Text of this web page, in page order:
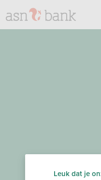
Leuk dat je